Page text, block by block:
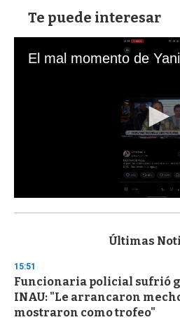
Te puede interesar
s
d
s
o
f
3
Últimas
15:51
Funcionaria policial sufrió
INAU: "Le arrancaron
mostraron como trofeo"